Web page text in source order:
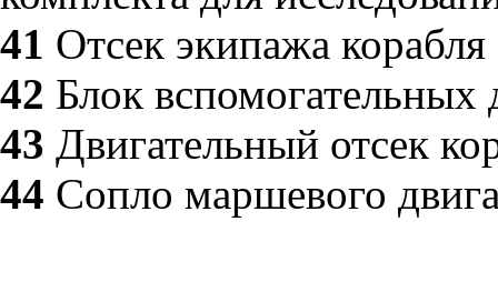
41 Отсек экипажа
42 Блок вспомогательных
43 Двигательный отсек
44 Сопло маршевого